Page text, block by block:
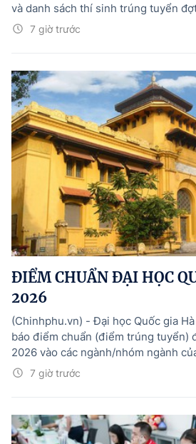
7 giờ trước
và danh sách thí sinh trúng tuyển
ĐIỂM CHUẨN ĐẠI HỌC
2026
7 giờ trước
(Chinhphu.vn) - Đại học Quốc gia
báo điểm chuẩn (điểm trúng tuyển)
2026 vào các ngành/nhóm ngành